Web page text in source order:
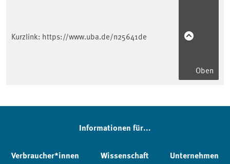
Kurzlink: https://www.uba.de/n25641de
Oben
Informationen für...
Verbraucher*innen Wissenschaft Unternehmen